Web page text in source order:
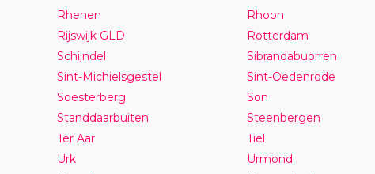
Rhenen
Rhoon
Rijswijk GLD
Rotterdam
Schijndel
Sibrandabuorren
Sint-Michielsgestel
Sint-Oedenrode
Soesterberg
Son
Standdaarbuiten
Steenbergen
Ter Aar
Tiel
Urk
Urmond